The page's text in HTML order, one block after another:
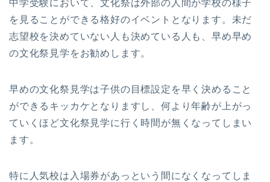
中学受験において、文化祭は外部の人間が学校の様子
を見ることができる格好のイベントとなります。未だ
志望校を決めていない人も決めている人も、早め早め
の文化祭見学をお勧めします。
早めの文化祭見学は子供の目標設定を早く決めること
ができるキッカケとなりますし、何より年齢が上がっ
ていくほど文化祭見学に行く時間が無くなってしまい
ます。
特に人気校は入場券があっという間になくなってしま